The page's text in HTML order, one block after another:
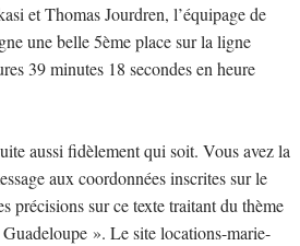
et Thomas Jourdren, l’équipage de
une belle 5ème place sur la ligne
39 minutes 18 secondes en heure
aussi fidèlement qui soit. Vous avez la
aux coordonnées inscrites sur le
précisions sur ce texte traitant du thème
». Le site locations-marie-